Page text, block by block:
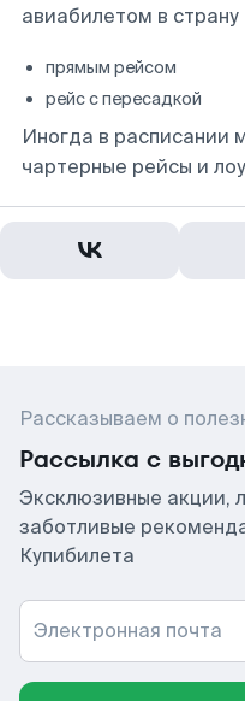
авиабилетом в
прямым рейсом
рейс с пересадкой
Иногда в расписании
чартерные рейсы и
Рассказываем о
Рассылка с
Эксклюзивные акции,
заботливые
Купибилета
Электронная почта